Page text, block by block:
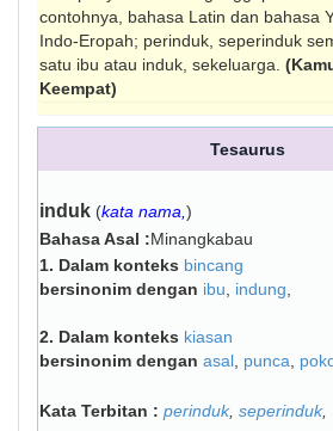
contohnya, bahasa Latin dan bahasa
Indo-Eropah; perinduk, seperinduk
satu ibu atau induk, sekeluarga.
Keempat)
Tesaurus
induk (kata nama, )
Bahasa Asal :Minangkabau
1. Dalam konteks bincang
bersinonim dengan ibu indung
2. Dalam konteks kiasan
bersinonim dengan asal punca
Kata Terbitan : perinduk, seperinduk,